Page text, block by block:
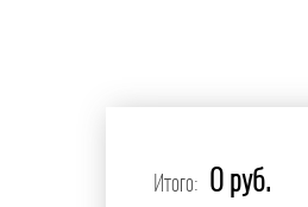
Итого: 0 руб.